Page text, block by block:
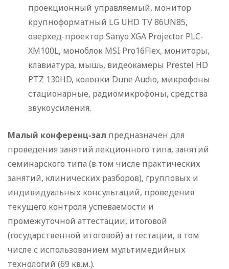
проекционный управляемый, монитор
крупноформатный LG UHD TV 86UN85,
оверхед-проектор Sanyo XGA Projector PLC-
XM100L, моноблок MSI Pro16Flex, мониторы,
клавиатура, мышь, видеокамеры Prestel HD
PTZ 130HD, колонки Dune Audio, микрофоны
стационарные, радиомикрофоны, средства
звукоусиления.
Малый конференц-зал предназначен для
проведения занятий лекционного типа, занятий
семинарского типа (в том числе практических
занятий, клинических разборов), групповых и
индивидуальных консультаций, проведения
текущего контроля успеваемости и
промежуточной аттестации, итоговой
(государственной итоговой) аттестации, в том
числе с использованием мультимедийных
технологий (69 кв.м.).